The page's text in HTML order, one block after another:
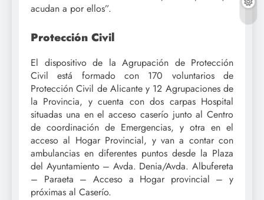
acudan a por ellos”.
Protección Civil
El dispositivo de la Agrupación de Protección
Civil está formado con 170 voluntarios de
Protección Civil de Alicante y 12 Agrupaciones de
la Provincia, y cuenta con dos carpas Hospital
situadas una en el acceso caserío junto al Centro
de coordinación de Emergencias, y otra en el
acceso al Hogar Provincial, y van a contar con
ambulancias en diferentes puntos desde la Plaza
del Ayuntamiento – Avda. Denia/Avda. Albufereta
– Paraeta – Acceso a Hogar provincial – y
próximas al Caserío.